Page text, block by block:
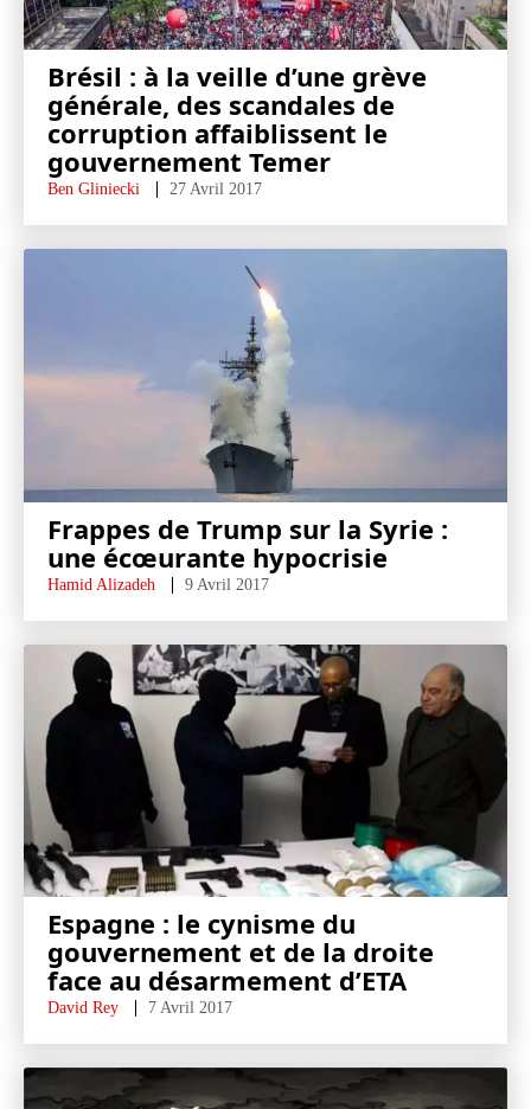
Brésil : à la veille d’une grève
générale, des scandales de
corruption affaiblissent le
gouvernement Temer
Ben Gliniecki 27 Avril 2017
Frappes de Trump sur la Syrie :
une écœurante hypocrisie
Hamid Alizadeh 9 Avril 2017
Espagne : le cynisme du
gouvernement et de la droite
face au désarmement d’ETA
David Rey 7 Avril 2017